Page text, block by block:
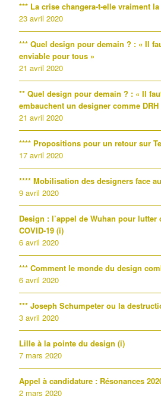
*** La crise changera-t-elle vraiment
23 avril 2020
*** Quel design pour demain ? : « Il
enviable pour tous »
21 avril 2020
** Quel design pour demain ? : « Il
embauchent un designer comme DRH
21 avril 2020
**** Propositions pour un retour sur
17 avril 2020
**** Mobilisation des designers face
9 avril 2020
Design : l’appel de Wuhan pour
COVID-19 (i)
6 avril 2020
*** Comment le monde du design
6 avril 2020
*** Joseph Schumpeter ou la
3 avril 2020
Lille à la pointe du design (i)
7 mars 2020
Appel à candidature : Résonances
2 mars 2020